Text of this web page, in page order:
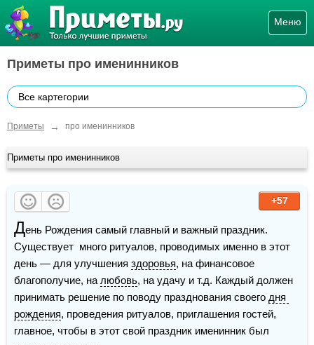
Меню
Приметы про именинников
Все картегории
Приметы → про именинников
Приметы про именинников
+57
День Рождения самый главный и важный праздник.
Существует  много ритуалов, проводимых именно в этот
день — для улучшения здоровья, на финансовое
благополучие, на любовь, на удачу и т.д. Каждый должен
принимать решение по поводу празднования своего дня
рождения, проведения ритуалов, приглашения гостей,
главное, чтобы в этот свой праздник именинник был